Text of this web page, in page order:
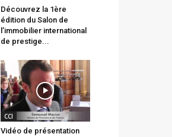
Découvrez la 1ère
édition du Salon de
l’immobilier international
de prestige...
CCI
Vidéo de présentation